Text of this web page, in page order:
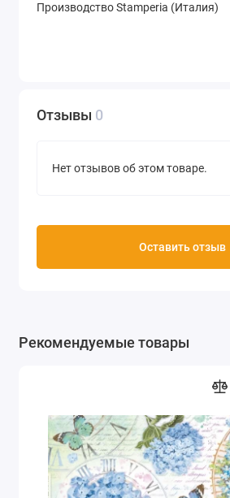
Производство Stamperia (Италия)
Отзывы 0
Нет отзывов об этом товаре.
Оставить отзыв
Рекомендуемые товары